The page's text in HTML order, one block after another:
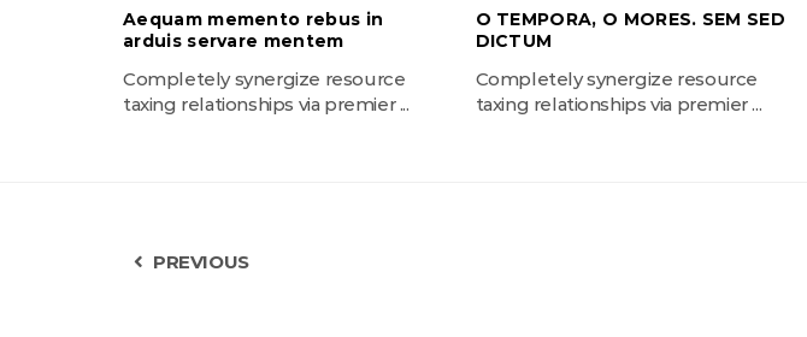
Aequam memento rebus in
arduis servare mentem
Completely synergize resource
taxing relationships via premier ...
O TEMPORA, O MORES. SEM SED
DICTUM
Completely synergize resource
taxing relationships via premier ...
PREVIOUS